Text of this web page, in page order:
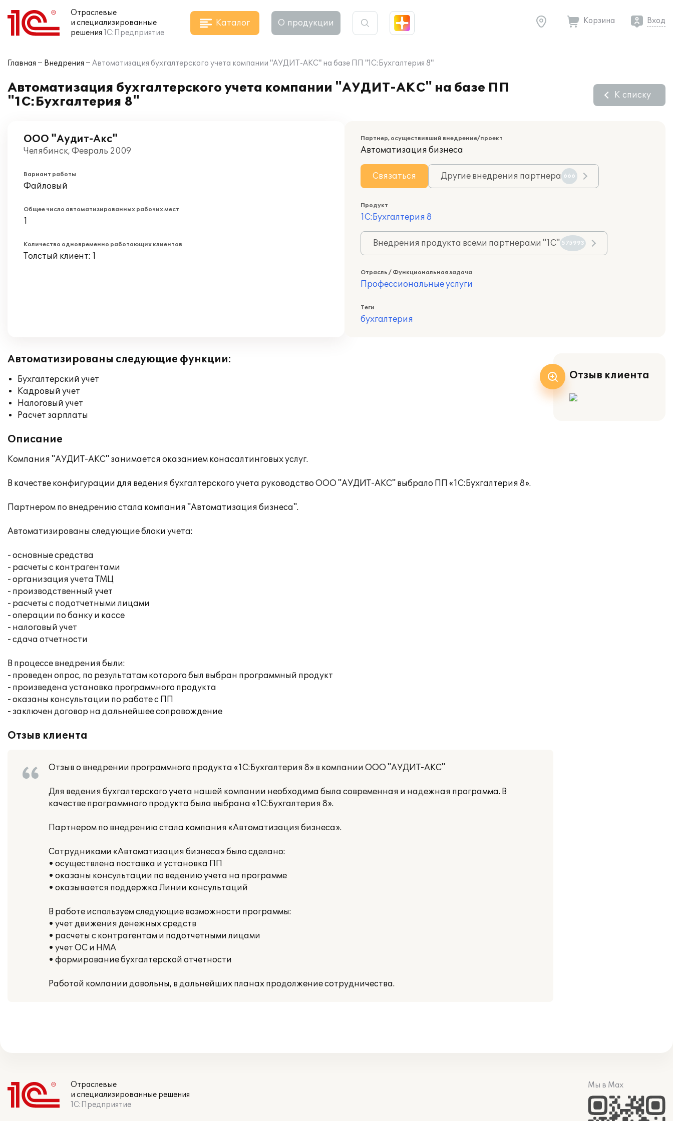
Отраслевые
и специализированные
решения 1С:Предприятие
Каталог О продукции Корзина Вход
Главная Внедрения Автоматизация бухгалтерского учета компании "АУДИТ-АКС" на базе ПП "1С:Бухгалтерия 8"
Автоматизация бухгалтерского учета компании "АУДИТ-АКС" на базе ПП
"1С:Бухгалтерия 8"
К списку
ООО "Аудит-Акс"
Челябинск, Февраль 2009
Вариант работы
Файловый
Общее число автоматизированных рабочих мест
1
Количество одновременно работающих клиентов
Толстый клиент: 1
Партнер, осуществивший внедрение/проект
Автоматизация бизнеса
Связаться Другие внедрения партнера 666
Продукт
1С:Бухгалтерия 8
Внедрения продукта всеми партнерами "1С" 575993
Отрасль / Функциональная задача
Профессиональные услуги
Теги
бухгалтерия
Автоматизированы следующие функции:
Бухгалтерский учет
Кадровый учет
Налоговый учет
Расчет зарплаты
Описание
Компания "АУДИТ-АКС" занимается оказанием конасалтинговых услуг.
В качестве конфигурации для ведения бухгалтерского учета руководство ООО "АУДИТ-АКС" выбрало ПП «1С:Бухгалтерия 8».
Партнером по внедрению стала компания "Автоматизация бизнеса".
Автоматизированы следующие блоки учета:
- основные средства
- расчеты с контрагентами
- организация учета ТМЦ
- производственный учет
- расчеты с подотчетными лицами
- операции по банку и кассе
- налоговый учет
- сдача отчетности
В процессе внедрения были:
- проведен опрос, по результатам которого был выбран программный продукт
- произведена установка программного продукта
- оказаны консультации по работе с ПП
- заключен договор на дальнейшее сопровождение
Отзыв клиента
Отзыв о внедрении программного продукта «1С:Бухгалтерия 8» в компании ООО "АУДИТ-АКС"
Для ведения бухгалтерского учета нашей компании необходима была современная и надежная программа. В
качестве программного продукта была выбрана «1С:Бухгалтерия 8».
Партнером по внедрению стала компания «Автоматизация бизнеса».
Сотрудниками «Автоматизация бизнеса» было сделано:
• осуществлена поставка и установка ПП
• оказаны консультации по ведению учета на программе
• оказывается поддержка Линии консультаций
В работе используем следующие возможности программы:
• учет движения денежных средств
• расчеты с контрагентам и подотчетными лицами
• учет ОС и НМА
• формирование бухгалтерской отчетности
Работой компании довольны, в дальнейших планах продолжение сотрудничества.
Отзыв клиента
Отраслевые
и специализированные решения
1С:Предприятие
Мы в Max